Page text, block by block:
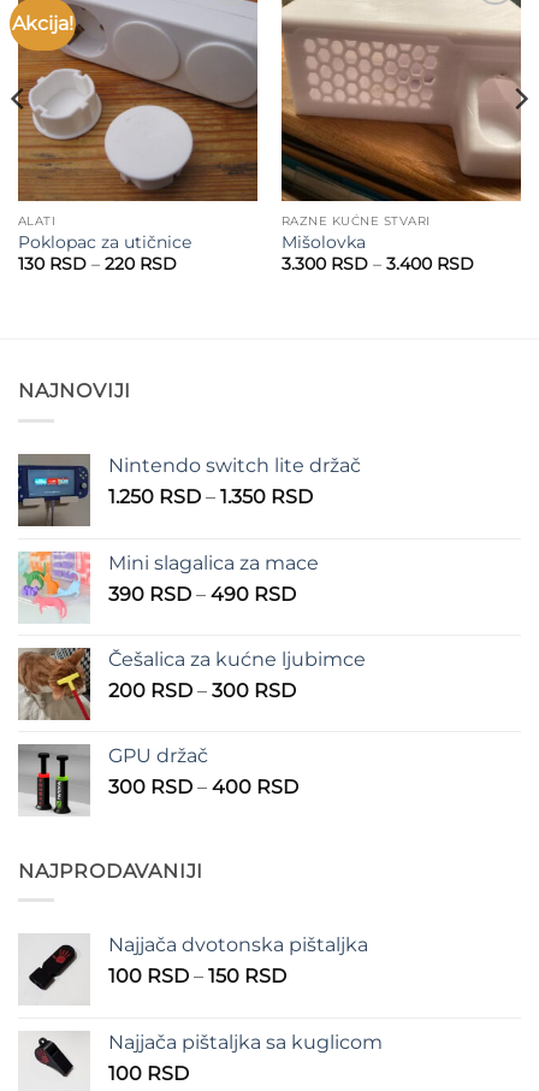
Akcija!
wishlist
ALATI
Poklopac za utičnice
130 RSD – 220 RSDRaspon
wishlist
RAZNE KUĆNE STVARI
Mišolovka
3.300 RSD – 3.400 RSDRaspon
NAJNOVIJI
Nintendo switch lite držač
1.250 RSD – 1.350 RSDRaspon
1.250 RSD
Mini slagalica za mace
390 RSD – 490 RSDRaspon
390 RSD
do
Češalica za kućne ljubimce
200 RSD – 300 RSDRaspon
do
GPU držač
300 RSD – 400 RSDRaspon
NAJPRODAVANIJI
Najjača dvotonska pištaljka
100 RSD – 150 RSDRaspon
100 RSD
Najjača pištaljka sa kuglicom
100 RSD